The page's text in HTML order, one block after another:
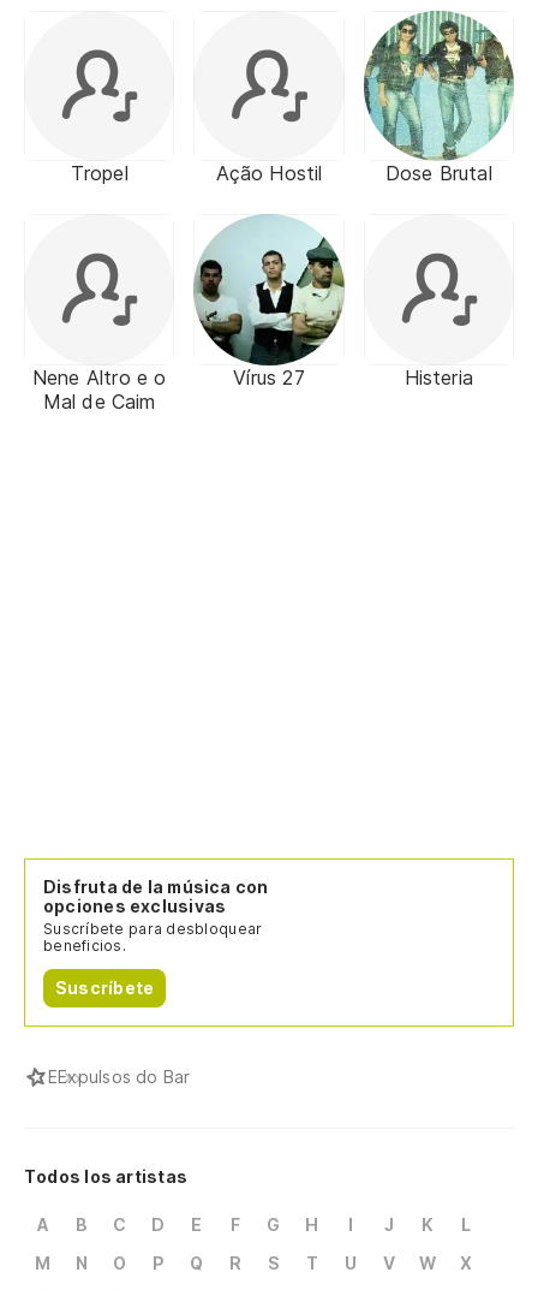
Tropel Ação Hostil Dose Brutal
Nene Altro e o
Mal de Caim
Vírus 27 Histeria
Disfruta de la música con
opciones exclusivas
Suscríbete para desbloquear
beneficios.
Suscríbete
EExpulsos do Bar
Todos los artistas
A B C D E F G H I J K
L
M
N O P Q R S T U V W
X